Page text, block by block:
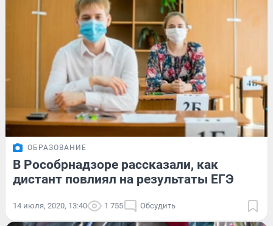
ОБРАЗОВАНИЕ
В Рособрнадзоре рассказали, как
дистант повлиял на результаты ЕГЭ
14 июля, 2020, 13:40 1 755 Обсудить